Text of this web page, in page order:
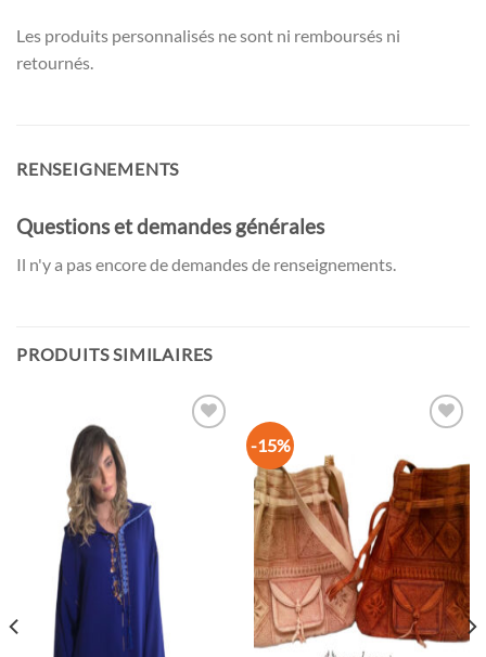
Les produits personnalisés ne sont ni remboursés ni
retournés.
RENSEIGNEMENTS
Questions et demandes générales
Il n'y a pas encore de demandes de renseignements.
PRODUITS SIMILAIRES
-15%
Ajouter
à la
wishlist